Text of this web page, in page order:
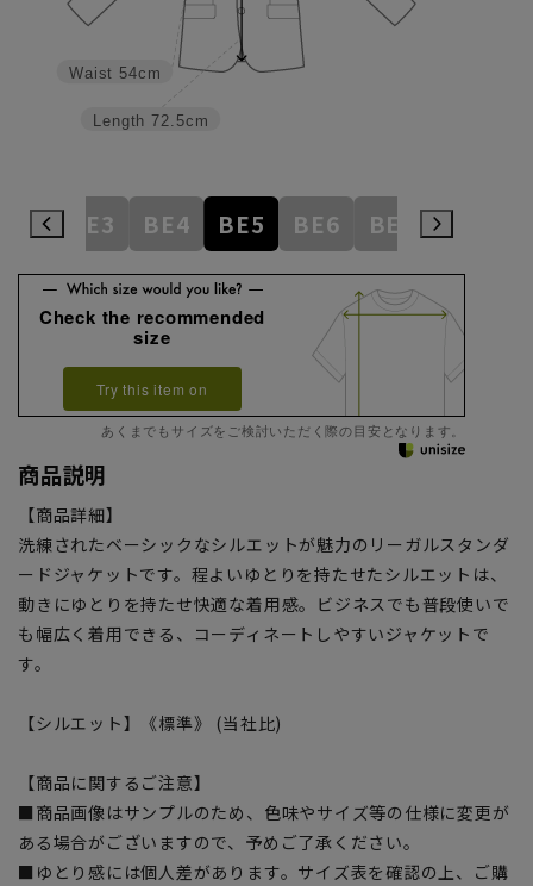
Length 72.5cm
Waist 54cm
BE3 BE4 BE5 BE6 BE7 BE8
Check the recommended
size
Try this item on
あくまでもサイズをご検討いただく際の目安となります。
商品説明
【商品詳細】
洗練されたベーシックなシルエットが魅力のリーガルスタンダ
ードジャケットです。程よいゆとりを持たせたシルエットは、
動きにゆとりを持たせ快適な着用感。ビジネスでも普段使いで
も幅広く着用できる、コーディネートしやすいジャケットで
す。
【シルエット】《標準》 (当社比)
【商品に関するご注意】
■商品画像はサンプルのため、色味やサイズ等の仕様に変更が
ある場合がございますので、予めご了承ください。
■ゆとり感には個人差があります。サイズ表を確認の上、ご購